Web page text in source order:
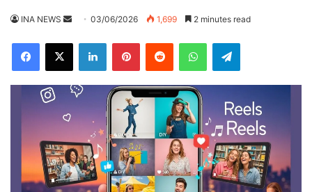
INA NEWS
d
a
e
a
i
l
03/06/2026 1,699 2 minutes read